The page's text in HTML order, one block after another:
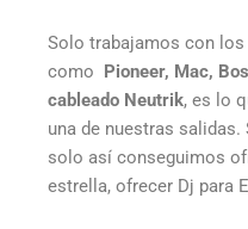
Solo trabajamos con
como
Pioneer, Mac,
cableado Neutrik, es lo
una de nuestras
solo así conseguimos
estrella, ofrecer Dj para